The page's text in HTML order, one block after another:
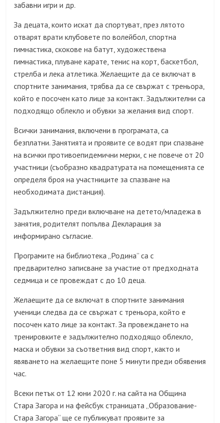
забавни игри и др.
За децата, които искат да спортуват, през лятото
отварят врати клубовете по волейбол, спортна
гимнастика, скокове на батут, художествена
гимнастика, плуване карате, тенис на корт, баскетбол,
стрелба и лека атлетика. Желаещите да се включат в
спортните занимания, трябва да се свържат с треньора,
който е посочен като лице за контакт. Задължителни са
подходящо облекло и обувки за желания вид спорт.
Всички занимания, включени в програмата, са
безплатни. Занятията и проявите се водят при спазване
на всички противоепидемични мерки, с не повече от 20
участници (съобразно квадратурата на помещенията се
определя броя на участниците за спазване на
необходимата дистанция).
Задължително преди включване на детето/младежа в
занятия, родителят попълва Декларация за
информирано съгласие.
Програмите на библиотека „Родина” са с
предварително записване за участие от предходната
седмица и се провеждат с до 10 деца.
Желаещите да се включат в спортните занимания
ученици следва да се свържат с треньора, който е
посочен като лице за контакт. За провеждането на
тренировките е задължително подходящо облекло,
маска и обувки за съответния вид спорт, както и
явяването на желаещите поне 5 минути преди обявения
час.
Всеки петък от 12 юни 2020 г. на сайта на Община
Стара Загора и на фейсбук страницата „Образование-
Стара Загора“ ще се публикуват проявите за